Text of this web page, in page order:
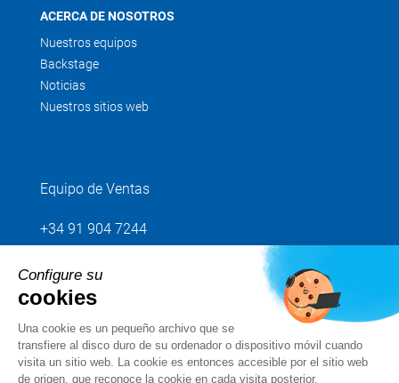
ACERCA DE NOSOTROS
Nuestros equipos
Backstage
Noticias
Nuestros sitios web
Equipo de Ventas
+34 91 904 7244
Envíenos su petición
Síganos
Configure su
cookies
Una cookie es un pequeño archivo que se
transfiere al disco duro de su ordenador o dispositivo móvil cuando
visita un sitio web. La cookie es entonces accesible por el sitio web
de origen, que reconoce la cookie en cada visita posterior.